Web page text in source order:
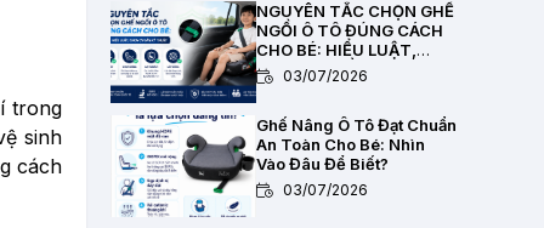
trong
sinh
cách
NGUYÊN TẮC CHỌN GHẾ
NGỒI Ô TÔ ĐÚNG CÁCH
CHO BÉ: HIỂU LUẬT,
CHỌN CHUẨN KỸ THUẬT
03/07/2026
Ghế Nâng Ô Tô Đạt Chuẩn
An Toàn Cho Bé: Nhìn
Vào Đâu Để Biết?
03/07/2026